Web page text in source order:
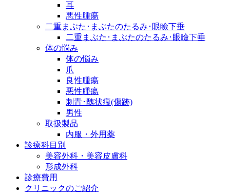
耳
悪性腫瘍
二重まぶた･まぶたのたるみ･眼瞼下垂
二重まぶた･まぶたのたるみ･眼瞼下垂
体の悩み
体の悩み
爪
良性腫瘍
悪性腫瘍
刺青･醜状痕(傷跡)
男性
取扱製品
内服・外用薬
診療科目別
美容外科・美容皮膚科
形成外科
診療費用
クリニックのご紹介